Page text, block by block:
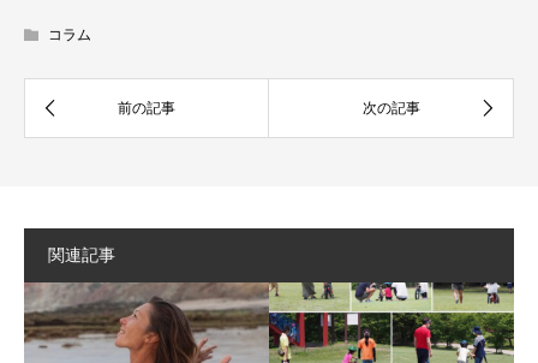
コラム
関連記事